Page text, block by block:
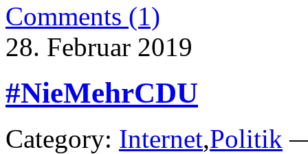
Comments (1)
28. Februar 2019
#NieMehrCDU
Category: Internet,Politik